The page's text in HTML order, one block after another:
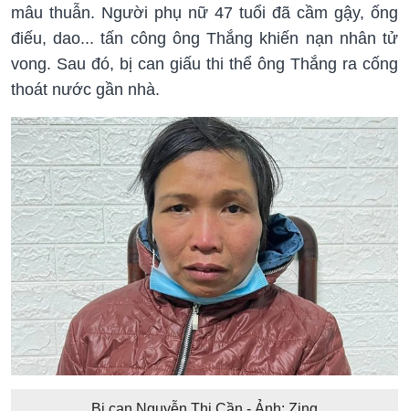
mâu thuẫn. Người phụ nữ 47 tuổi đã cầm gậy, ống
điếu, dao... tấn công ông Thắng khiến nạn nhân tử
vong. Sau đó, bị can giấu thi thể ông Thắng ra cống
thoát nước gần nhà.